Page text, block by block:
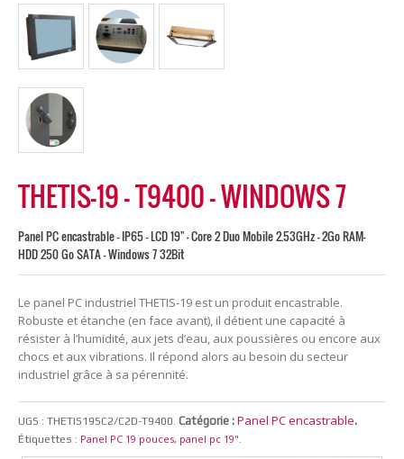
THETIS-19 – T9400 – WINDOWS 7
Panel PC encastrable - IP65 - LCD 19" - Core 2 Duo Mobile 2.53GHz - 2Go RAM-
HDD 250 Go SATA - Windows 7 32Bit
Le panel PC industriel THETIS-19 est un produit encastrable.
Robuste et étanche (en face avant), il détient une capacité à
résister à l’humidité, aux jets d’eau, aux poussières ou encore aux
chocs et aux vibrations. Il répond alors au besoin du secteur
industriel grâce à sa pérennité.
UGS : THETIS19SC2/C2D-T9400. Catégorie : Panel PC encastrable.
Étiquettes : Panel PC 19 pouces, panel pc 19".